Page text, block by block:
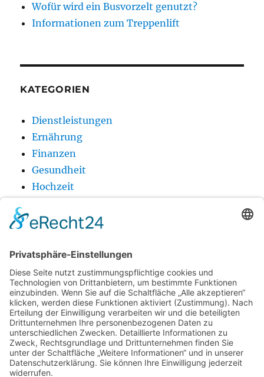
Wofür wird ein Busvorzelt genutzt?
Informationen zum Treppenlift
KATEGORIEN
Dienstleistungen
Ernährung
Finanzen
Gesundheit
Hochzeit
Produkt
Urlaub
Wellness
Startseite
Urlaub